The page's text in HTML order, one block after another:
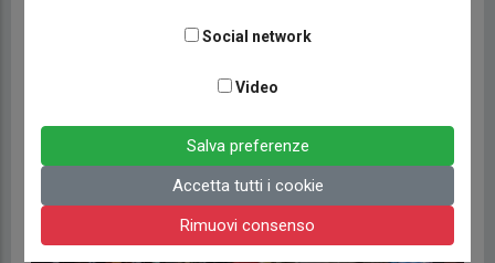
Social network
Video
Salva preferenze
Accetta tutti i cookie
Rimuovi consenso